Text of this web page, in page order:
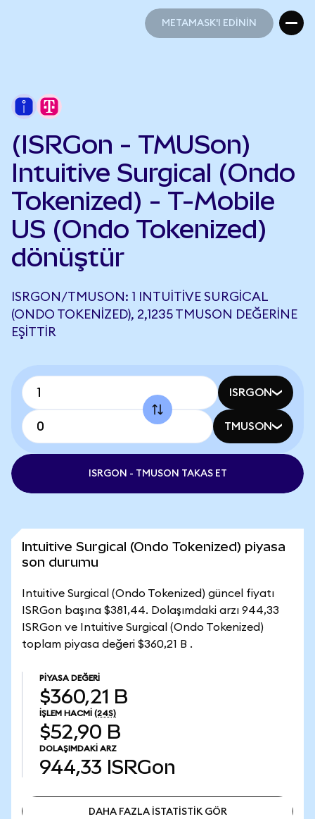
METAMASK'I EDİNİN
(ISRGon - TMUSon)
Intuitive Surgical (Ondo
Tokenized) - T-Mobile
US (Ondo Tokenized)
dönüştür
ISRGON/TMUSON: 1 INTUITIVE SURGICAL
(ONDO TOKENIZED), 2,1235 TMUSON DEĞERINE
EŞITTIR
ISRGON
TMUSON
ISRGON - TMUSON TAKAS ET
Intuitive Surgical (Ondo Tokenized) piyasa
son durumu
Intuitive Surgical (Ondo Tokenized) güncel fiyatı
ISRGon başına $381,44. Dolaşımdaki arzı 944,33
ISRGon ve Intuitive Surgical (Ondo Tokenized)
toplam piyasa değeri $360,21 B .
PIYASA DEĞERI
$360,21 B
İŞLEM HACMI (24S)
$52,90 B
DOLAŞIMDAKI ARZ
944,33 ISRGon
DAHA FAZLA İSTATİSTİK GÖR